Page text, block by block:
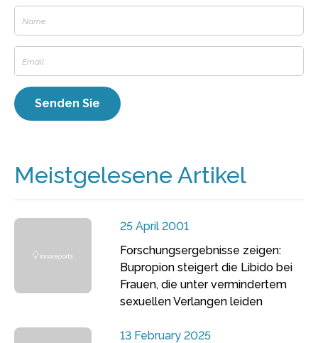
Meistgelesene Artikel
25 April 2001
Forschungsergebnisse zeigen:
Bupropion steigert die Libido bei
Frauen, die unter vermindertem
sexuellen Verlangen leiden
13 February 2025